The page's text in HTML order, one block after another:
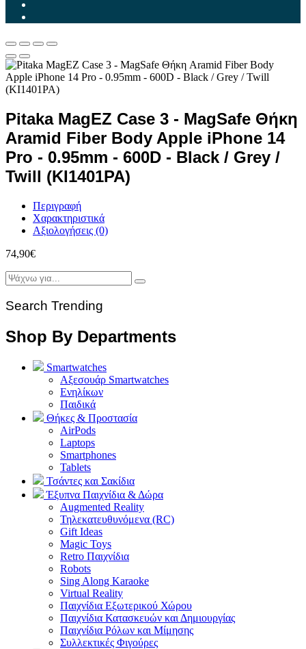
Pitaka MagEZ Case 3 - MagSafe Θήκη
Aramid Fiber Body Apple iPhone 14
Pro - 0.95mm - 600D - Black / Grey /
Twill (KI1401PA)
Περιγραφή
Χαρακτηριστικά
Αξιολογήσεις (0)
74,90€
Search Trending
Shop By Departments
Smartwatches
Αξεσουάρ Smartwatches
Ενηλίκων
Παιδικά
Θήκες & Προστασία
AirPods
Laptops
Smartphones
Tablets
Τσάντες και Σακίδια
Έξυπνα Παιχνίδια & Δώρα
Augmented Reality
Τηλεκατευθυνόμενα (RC)
Gift Ideas
Magic Toys
Retro Παιχνίδια
Robots
Sing Along Karaoke
Virtual Reality
Παιχνίδια Εξωτερικού Χώρου
Παιχνίδια Κατασκευών και Δημιουργίας
Παιχνίδια Ρόλων και Μίμησης
Συλλεκτικές Φιγούρες